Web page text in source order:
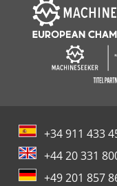
+34 911 433
+44 20 331
+49 201 857